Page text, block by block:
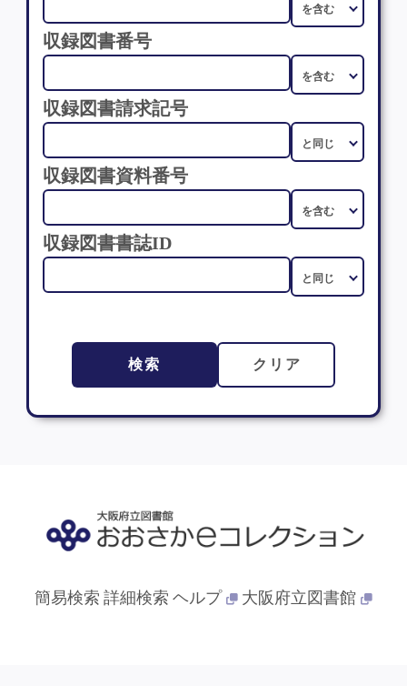
収録図書番号
収録図書請求記号
収録図書資料番号
収録図書書誌ID
検索 クリア
簡易検索 詳細検索 ヘルプ 大阪府立図書館